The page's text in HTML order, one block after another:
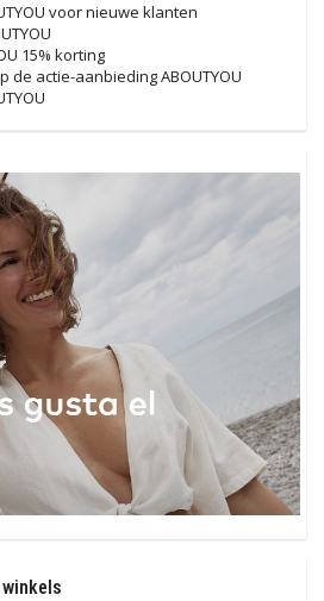
voor nieuwe klanten
15% korting
de actie-aanbieding ABOUTYOU